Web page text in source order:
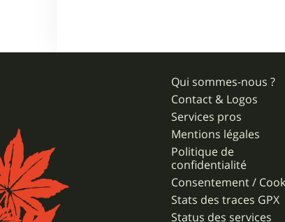
Qui sommes-nous ?
Contact & Logos
Services pros
Mentions légales
Politique de
confidentialité
Consentement /
Stats des traces GPX
Status des services